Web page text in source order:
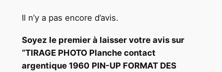
X
C
M
Il n’y a pas encore d’avis.
Soyez le premier à laisser votre avis sur
“TIRAGE PHOTO Planche contact
argentique 1960 PIN-UP FORMAT DES